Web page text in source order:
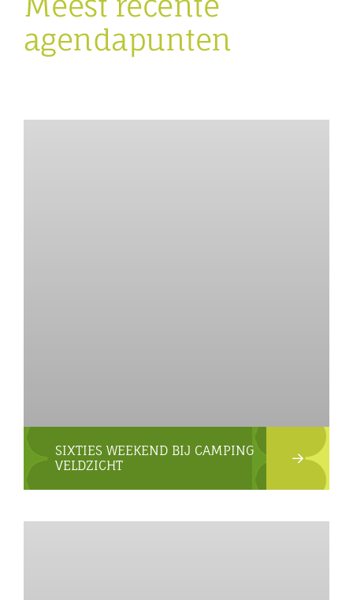
agendapunten
SIXTIES WEEKEND BIJ CAMPING
VELDZICHT